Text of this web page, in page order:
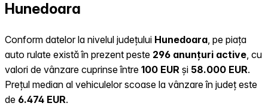
Hunedoara
Conform datelor la nivelul județului Hunedoara , pe piața
auto rulate există în prezent peste 296 anunțuri active , cu
valori de vânzare cuprinse între 100 EUR și 58.000 EUR.
Prețul median al vehiculelor scoase la vânzare în județ este
de 6.474 EUR.